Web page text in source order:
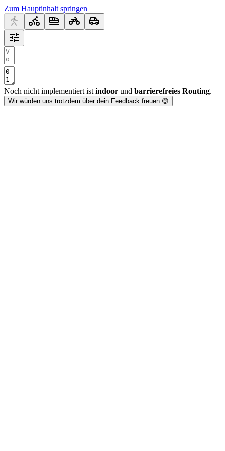
Zum Hauptinhalt springen
Noch nicht implementiert ist indoor und barrierefreies Routing.
Wir würden uns trotzdem über dein Feedback freuen 😊